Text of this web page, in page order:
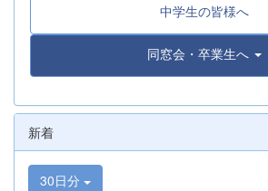
中学生の皆様へ
同窓会・卒業生へ
新着
30日分